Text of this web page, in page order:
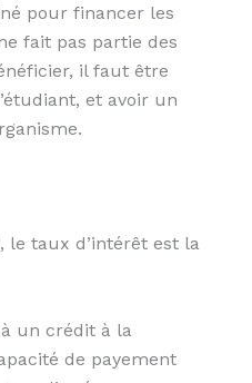
pour financer les
fait pas partie des
il faut être
et avoir un
le taux d’intérêt est la
un crédit à la
de payement